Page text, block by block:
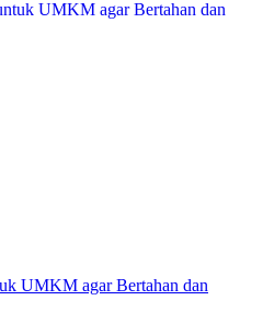
UMKM agar Bertahan dan